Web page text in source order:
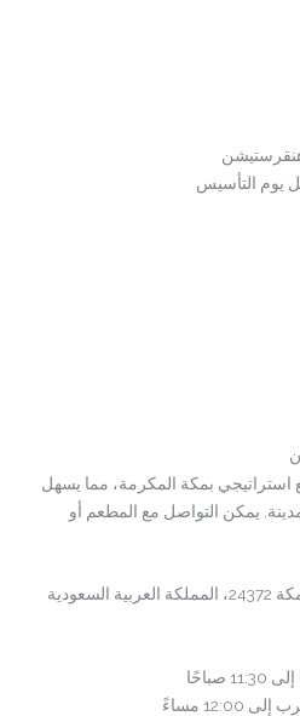
يوم التأسيس
بمكة المكرمة، مما يسهل
يمكن التواصل مع المطعم أو
مساءً